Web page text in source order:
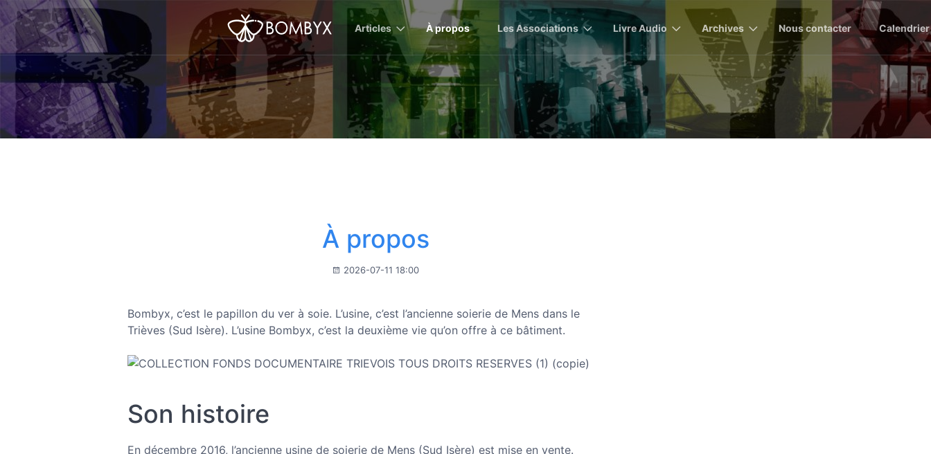
Articles À propos Les Associations Livre Audio Archives Nous contacter Calendrier
À propos
2026-07-11 18:00
Bombyx, c’est le papillon du ver à soie. L’usine, c’est l’ancienne soierie de Mens dans le
Trièves (Sud Isère). L’usine Bombyx, c’est la deuxième vie qu’on offre à ce bâtiment.
Son histoire
En décembre 2016, l’ancienne usine de soierie de Mens (Sud Isère) est mise en vente.